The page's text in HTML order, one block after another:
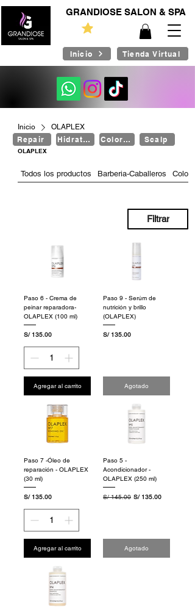
GRANDIOSE SALON & SPA
Inicio Tienda Virtual
Inicio OLAPLEX
OLAPLEX
Todos los productos Barberia-Caballeros Color
Filtrar
Paso 6 - Crema de
peinar reparadora-
OLAPLEX (100 ml)
Precio
S/ 135.00
Agregar al carrito
Paso 9 - Serúm de
nutrición y brillo
(OLAPLEX)
Precio
S/ 135.00
Agotado
Paso 7 -Óleo de
reparación - OLAPLEX
(30 ml)
Precio
S/ 135.00
Agregar al carrito
Paso 5 -
Acondicionador -
OLAPLEX (250 ml)
Precio
S/ 145.00 Precio de oferta
S/ 135.00
Agotado
Repair Hidratación Color Care Scalp